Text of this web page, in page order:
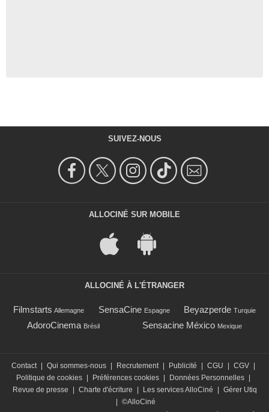
SUIVEZ-NOUS
ALLOCINÉ SUR MOBILE
ALLOCINÉ À L'ÉTRANGER
Filmstarts Allemagne SensaCine Espagne Beyazperde Turquie
AdoroCinema Brésil Sensacine México Mexique
Contact Qui sommes-nous Recrutement Publicité CGU CGV
Politique de cookies
Préférences cookies Données Personnelles
Revue de presse
Charte d'écriture Les services AlloCiné
Gérer Utiq
©AlloCiné